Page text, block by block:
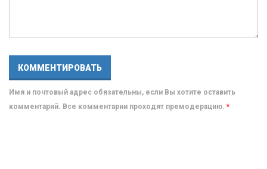
Имя и почтовый адрес обязательны, если Вы хотите оставить
комментарий. Все комментарии проходят премодерацию. *